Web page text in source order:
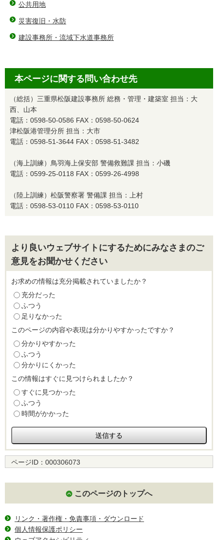
公共用地
災害復旧・水防
建設事務所・流域下水道事務所
本ページに関する問い合わせ先
（総括）三重県松阪建設事務所 総務・管理・建築室 担当：大
西、山本
電話：0598-50-0586 FAX：0598-50-0624
津松阪港管理分所 担当：大市
電話：0598-51-3644 FAX：0598-51-3482
（海上訓練）鳥羽海上保安部 警備救難課 担当：小磯
電話：0599-25-0118 FAX：0599-26-4998
（陸上訓練）松阪警察署 警備課 担当：上村
電話：0598-53-0110 FAX：0598-53-0110
より良いウェブサイトにするためにみなさまのご
意見をお聞かせください
お求めの情報は充分掲載されていましたか？
充分だった
ふつう
足りなかった
このページの内容や表現は分かりやすかったですか？
分かりやすかった
ふつう
分かりにくかった
この情報はすぐに見つけられましたか？
すぐに見つかった
ふつう
時間がかかった
ページID： 000306073
このページのトップへ
リンク・著作権・免責事項・ダウンロード
個人情報保護ポリシー